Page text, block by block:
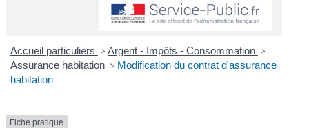
Accueil particuliers > Argent - Impôts - Consommation >
Assurance habitation > Modification du contrat d'assurance
habitation
Fiche pratique